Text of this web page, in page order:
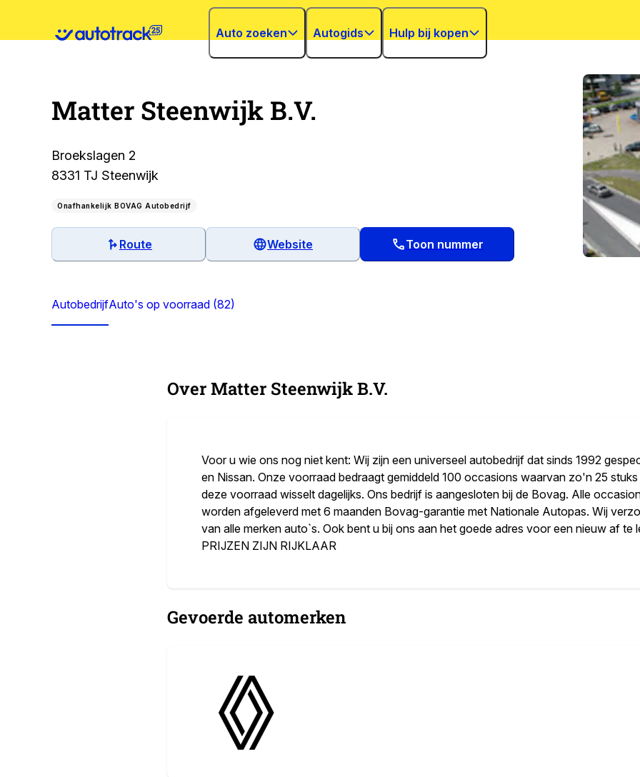
Auto zoeken Autogids Hulp bij kopen
Matter Steenwijk B.V.
Broekslagen 2
8331 TJ Steenwijk
Onafhankelijk BOVAG Autobedrijf
Route Website Toon nummer
AutobedrijfAuto's op voorraad (82)
Over Matter Steenwijk B.V.
Voor u wie ons nog niet kent: Wij zijn een universeel autobedrijf dat sinds 1992
en Nissan. Onze voorraad bedraagt gemiddeld 100 occasions waarvan zo'n 25
deze voorraad wisselt dagelijks. Ons bedrijf is aangesloten bij de Bovag. Alle
worden afgeleverd met 6 maanden Bovag-garantie met Nationale Autopas. Wij
van alle merken auto`s. Ook bent u bij ons aan het goede adres voor een nieuw af te
PRIJZEN ZIJN RIJKLAAR
Gevoerde automerken